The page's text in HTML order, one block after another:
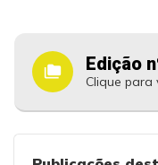
folder_copy Edição
Clique para